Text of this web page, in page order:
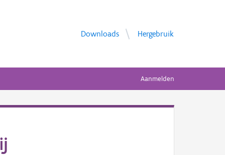
Downloads Hergebruik
Aanmelden